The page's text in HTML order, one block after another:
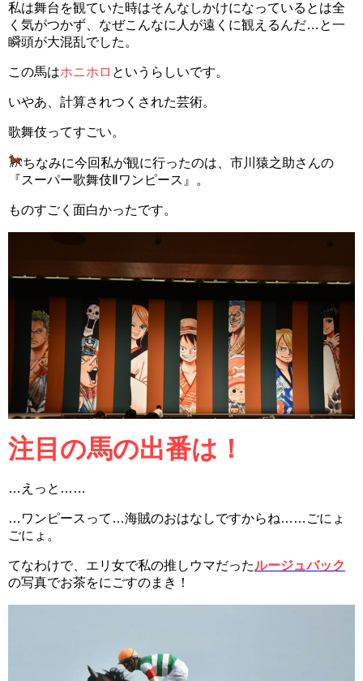
私は舞台を観ていた時はそんなしかけになっているとは全
く気がつかず、なぜこんなに人が遠くに観えるんだ…と一
瞬頭が大混乱でした。
この馬はホニホロ というらしいです。
いやあ、計算されつくされた芸術。
歌舞伎ってすごい。
ちなみに今回私が観に行ったのは、市川猿之助さんの
『スーパー歌舞伎Ⅱワンピース』。
ものすごく面白かったです。
注目の馬の出番は！
…えっと……
…ワンピースって…海賊のおはなしですからね……ごにょ
ごにょ。
てなわけで、エリ女で私の推しウマだったルージュバック
の写真でお茶をにごすのまき！